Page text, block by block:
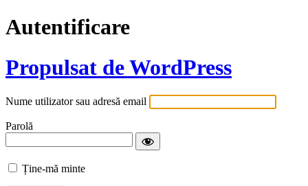
Autentificare
Propulsat de WordPress
Nume utilizator sau adresă email
Parolă
Ține-mă minte